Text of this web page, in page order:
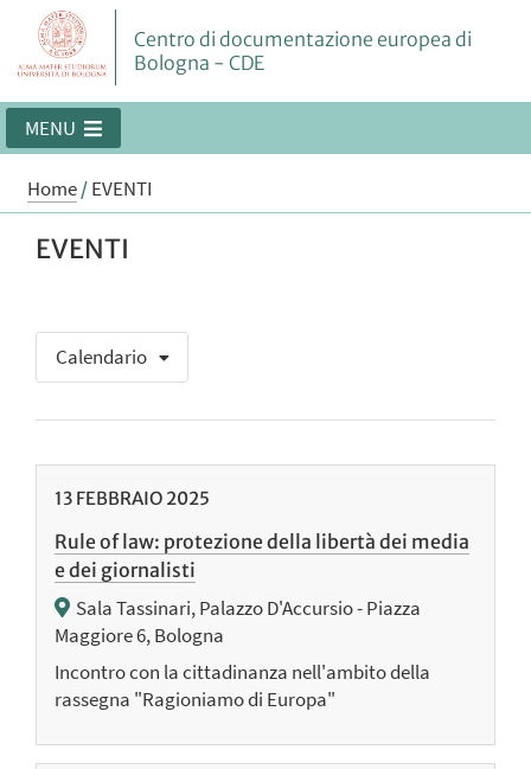
Centro di documentazione europea di
Bologna - CDE
MENU
Home/EVENTI
EVENTI
Calendario
13 FEBBRAIO 2025
Rule of law: protezione della libertà dei media
e dei giornalisti
Sala Tassinari, Palazzo D'Accursio - Piazza
Maggiore 6, Bologna
Incontro con la cittadinanza nell'ambito della
rassegna "Ragioniamo di Europa"